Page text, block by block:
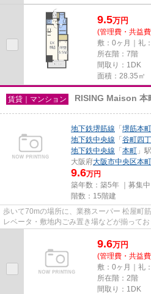
9.5万円
(管理費・共益
敷：0ヶ月｜礼
所在階：7階
間取り：1DK
面積：28.35㎡
賃貸｜マンション RISING Maison 本
地下鉄堺筋線 「 堺筋本町
地下鉄中央線 「 谷町四
地下鉄中央線 「 本町 」
大阪府大阪市中央区本
9.6万円
築年数：築5年 ｜募集中
階数：15階建
歩いて70mの場所に、業務スーパー 松屋町
レベータ・敷地内ごみ置き場などが揃って
9.6万円
(管理費・共益
敷：0ヶ月｜礼
所在階：2階
間取り：1DK